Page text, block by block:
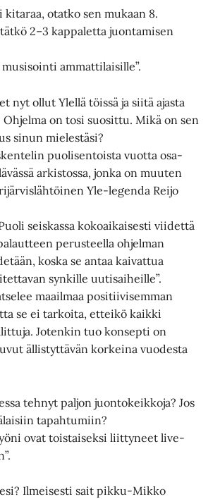
kitaraa, otatko sen mukaan 8.
2–3 kappaletta juontamisen
ammattilaisille”.
nyt ollut Ylellä töissä ja siitä ajasta
Ohjelma on tosi suosittu. Mikä on sen
sinun mielestäsi?
puolisentoista vuotta osa-
arkistossa, jonka on muuten
Yle-legenda Reijo
seiskassa kokoaikaisesti viidettä
perusteella ohjelman
koska se antaa kaivattua
synkille uutisaiheille”.
maailmaa positiivisemman
se ei tarkoita, etteikö kaikki
Jotenkin tuo konsepti on
ällistyttävän korkeina vuodesta
tehnyt paljon juontokeikkoja? Jos
tapahtumiin?
ovat toistaiseksi liittyneet live-
Ilmeisesti sait pikku-Mikko